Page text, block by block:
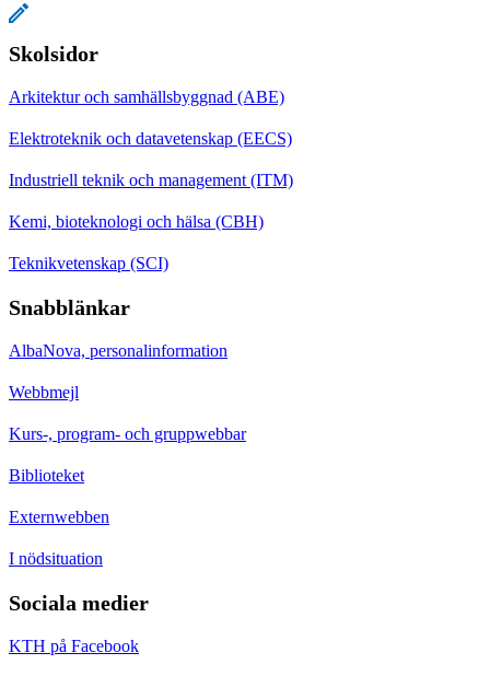
Skolsidor
Arkitektur och samhällsbyggnad (ABE)
Elektroteknik och datavetenskap (EECS)
Industriell teknik och management (ITM)
Kemi, bioteknologi och hälsa (CBH)
Teknikvetenskap (SCI)
Snabblänkar
AlbaNova, personalinformation
Webbmejl
Kurs-, program- och gruppwebbar
Biblioteket
Externwebben
I nödsituation
Sociala medier
KTH på Facebook